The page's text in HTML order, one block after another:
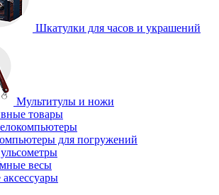
Шкатулки для часов и украшений
Мультитулы и ножи
товары
для погружений
весы